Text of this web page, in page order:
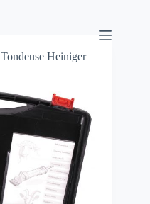
Tondeuse Heiniger